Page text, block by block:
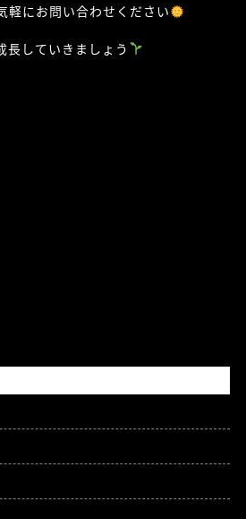
軽にお問い合わせください
長していきましょう